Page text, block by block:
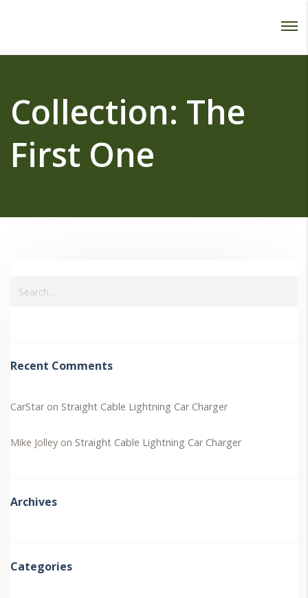
Collection: The
First One
Recent Comments
CarStaron Straight Cable Lightning Car Charger
Mike Jolley on Straight Cable Lightning Car Charger
Archives
Categories